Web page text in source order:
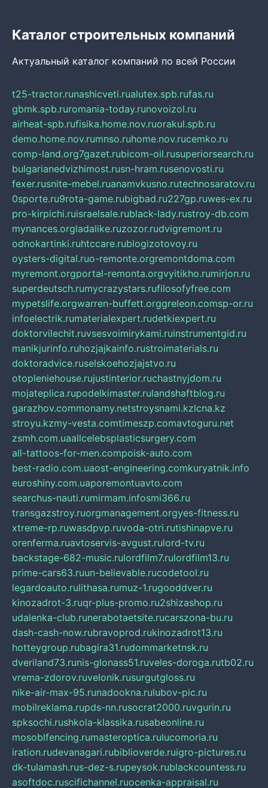
Каталог строительных компаний
Актуальный каталог компаний по всей России
t25-tractor.runashicveti.rualutex.spb.rufas.ru
gbmk.spb.ruromania-today.runovoizol.ru
airheat-spb.rufisika.home.nov.ruorakul.spb.ru
demo.home.nov.rumnso.ruhome.nov.rucemko.ru
comp-land.org7gazet.rubicom-oil.rusuperiorsearch.ru
bulgarianedvizhimost.rusn-hram.rusenovosti.ru
fexer.rusnite-mebel.ruanamvkusno.rutechnosaratov.ru
0sporte.ru9rota-game.rubigbad.ru227gp.ruwes-ex.ru
pro-kirpichi.ruisraelsale.rublack-lady.rustroy-db.com
mynances.orgladalike.ruzozor.rudvigremont.ru
odnokartinki.ruhtccare.rublogizotovoy.ru
oysters-digital.ruo-remonte.orgremontdoma.com
myremont.orgportal-remonta.orgvyitikho.rumirjon.ru
superdeutsch.rumycrazystars.rufilosofyfree.com
mypetslife.orgwarren-buffett.orggreleon.comsp-or.ru
infoelectrik.rumaterialexpert.rudetkiexpert.ru
doktorvilechit.ruvsesvoimirykami.ruinstrumentgid.ru
manikjurinfo.ruhozjajkainfo.rustroimaterials.ru
doktoradvice.ruselskoehozjajstvo.ru
otopleniehouse.rujustinterior.ruchastnyjdom.ru
mojateplica.rupodelkimaster.rulandshaftblog.ru
garazhov.commonamy.netstroysnami.kzlcna.kz
stroyu.kzmy-vesta.comtimeszp.comavtoguru.net
zsmh.com.uaallcelebsplasticsurgery.com
all-tattoos-for-men.compoisk-auto.com
best-radio.com.uaost-engineering.comkuryatnik.info
euroshiny.com.uaporemontuavto.com
searchus-nauti.rumirmam.infosmi366.ru
transgazstroy.ruorgmanagement.orgyes-fitness.ru
xtreme-rp.ruwasdpvp.ruvoda-otri.rutishinapve.ru
orenferma.ruavtoservis-avgust.rulord-tv.ru
backstage-682-music.rulordfilm7.rulordfilm13.ru
prime-cars63.ruun-believable.rucodetool.ru
legardoauto.rulithasa.rumuz-1.rugooddver.ru
kinozadrot-3.ruqr-plus-promo.ru2shizashop.ru
udalenka-club.runerabotaetsite.rucarszona-bu.ru
dash-cash-now.rubravoprod.rukinozadrot13.ru
hotteygroup.rubagira31.rudommarketnsk.ru
dveriland73.runis-glonass51.ruveles-doroga.rutb02.ru
vrema-zdorov.ruvelonik.rusurgutgloss.ru
nike-air-max-95.runadookna.rulubov-pic.ru
mobilreklama.rupds-nn.rusocrat2000.ruvgurin.ru
spksochi.rushkola-klassika.rusabeonline.ru
mosoblfencing.rumasteroptica.rulucomoria.ru
iration.rudevanagari.rubiblioverde.ruigro-pictures.ru
dk-tulamash.rus-dez-s.rupeysok.rublackcountess.ru
asoftdoc.ruscifichannel.ruocenka-appraisal.ru